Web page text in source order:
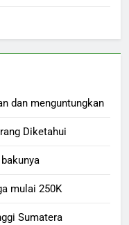
dan menguntungkan
Diketahui
mulai 250K
Sumatera